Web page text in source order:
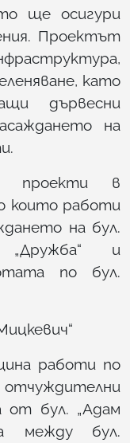
ще осигури
Проектът
като
дървесни
на
проекти в
които работи
на бул.
„Дружба“ и
по бул.
работи по
от бул. „Адам
между бул.